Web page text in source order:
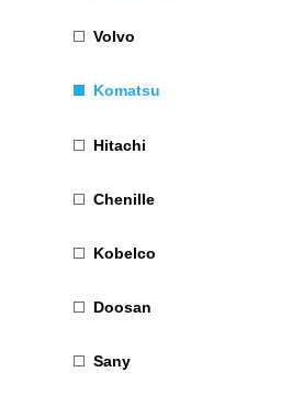
Volvo
Komatsu
Hitachi
Chenille
Kobelco
Doosan
Sany